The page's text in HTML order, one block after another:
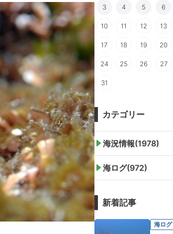
3 4 5 6
10 11 12 13
17 18 19 20
24 25 26 27
31
カテゴリー
海況情報(1978)
海ログ(972)
新着記事
海ログ